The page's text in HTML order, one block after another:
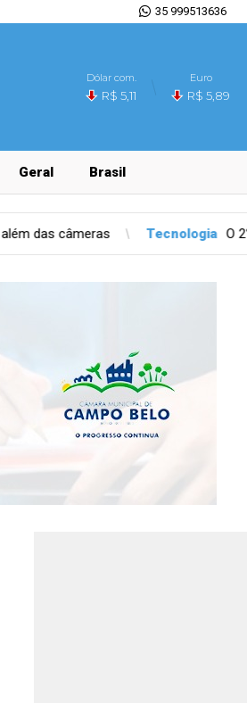
35 999513636
Dólar com.
R$ 5,11
Euro
R$ 5,89
Geral Brasil
Tecnologia O 2° semestre tem 3